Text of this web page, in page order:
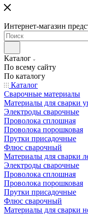
Интернет-магазин
Каталог
По всему сайту
По каталогу
Каталог
Сварочные материалы
Материалы для сварки
Электроды сварочные
Проволока сплошная
Проволока порошковая
Прутки присадочные
Флюс сварочный
Материалы для сварки
Электроды сварочные
Проволока сплошная
Проволока порошковая
Прутки присадочные
Флюс сварочный
Материалы для сварки